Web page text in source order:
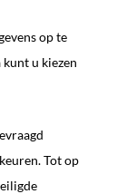
op te
kunt u kiezen
Tot op